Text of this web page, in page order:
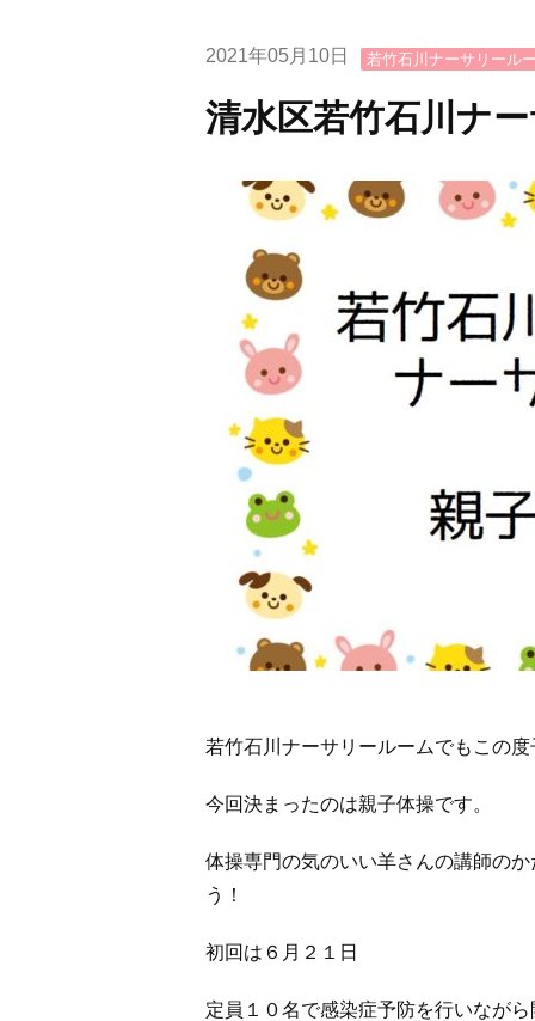
2021年05月10日 若竹石川ナーサリール
清水区若竹石川ナ
若竹石川ナーサリールームでもこの
今回決まったのは親子体操です。
体操専門の気のいい羊さんの講師の
う！
初回は６月２１日
定員１０名で感染症予防を行いなが